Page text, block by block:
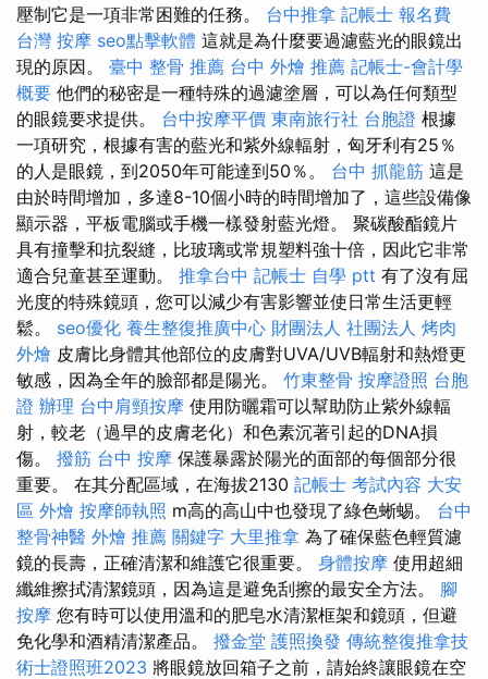
壓制它是一項非常困難的任務。 台中推拿 記帳士 報名費
台灣 按摩 seo點擊軟體 這就是為什麼要過濾藍光的眼鏡出
現的原因。 臺中 整骨 推薦 台中 外燴 推薦 記帳士-會計學
概要 他們的秘密是一種特殊的過濾塗層，可以為任何類型
的眼鏡要求提供。 台中按摩平價 東南旅行社 台胞證 根據
一項研究，根據有害的藍光和紫外線輻射，匈牙利有25％
的人是眼鏡，到2050年可能達到50％。 台中 抓龍筋 這是
由於時間增加，多達8-10個小時的時間增加了，這些設備像
顯示器，平板電腦或手機一樣發射藍光燈。 聚碳酸酯鏡片
具有撞擊和抗裂縫，比玻璃或常規塑料強十倍，因此它非常
適合兒童甚至運動。 推拿台中 記帳士 自學 ptt 有了沒有屈
光度的特殊鏡頭，您可以減少有害影響並使日常生活更輕
鬆。 seo優化 養生整復推廣中心 財團法人 社團法人 烤肉
外燴 皮膚比身體其他部位的皮膚對UVA/UVB輻射和熱燈更
敏感，因為全年的臉部都是陽光。 竹東整骨 按摩證照 台胞
證 辦理 台中肩頸按摩 使用防曬霜可以幫助防止紫外線輻
射，較老（過早的皮膚老化）和色素沉著引起的DNA損
傷。 撥筋 台中 按摩 保護暴露於陽光的面部的每個部分很
重要。 在其分配區域，在海拔2130 記帳士 考試內容 大安
區 外燴 按摩師執照 m高的高山中也發現了綠色蜥蜴。 台中
整骨神醫 外燴 推薦 關鍵字 大里推拿 為了確保藍色輕質濾
鏡的長壽，正確清潔和維護它很重要。 身體按摩 使用超細
纖維擦拭清潔鏡頭，因為這是避免刮擦的最安全方法。 腳
按摩 您有時可以使用溫和的肥皂水清潔框架和鏡頭，但避
免化學和酒精清潔產品。 撥金堂 護照換發 傳統整復推拿技
術士證照班2023 將眼鏡放回箱子之前，請始終讓眼鏡在空